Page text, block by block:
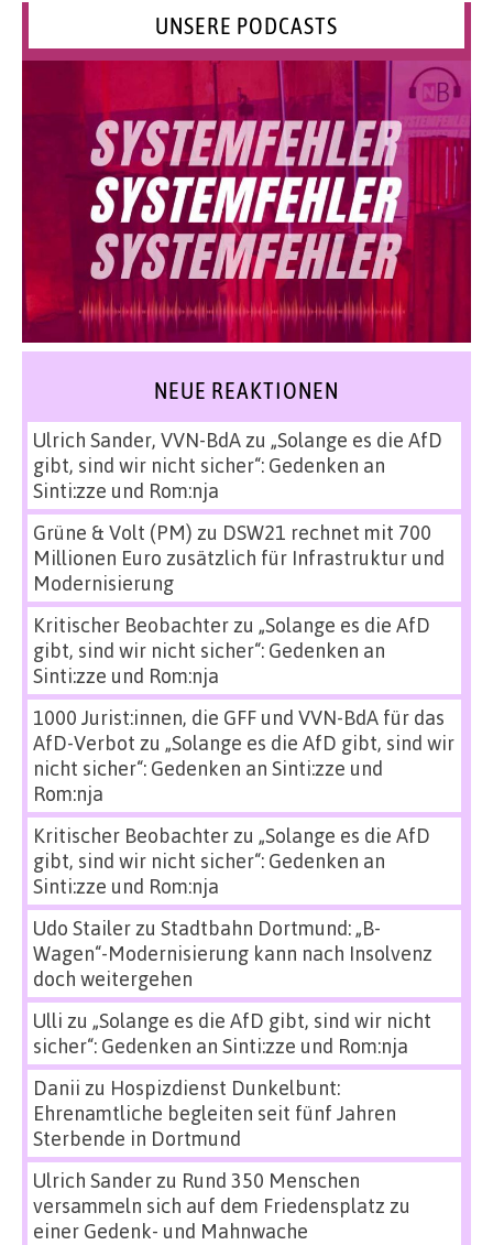
UNSERE PODCASTS
NEUE REAKTIONEN
Ulrich Sander, VVN-BdAzu „Solange es die AfD
gibt, sind wir nicht sicher“: Gedenken an
Sinti:zze und Rom:nja
Grüne & Volt (PM) zu DSW21 rechnet mit 700
Millionen Euro zusätzlich für Infrastruktur und
Modernisierung
Kritischer Beobachterzu „Solange es die AfD
gibt, sind wir nicht sicher“: Gedenken an
Sinti:zze und Rom:nja
1000 Jurist:innen, die GFF und VVN-BdA für das
AfD-Verbot zu „Solange es die AfD gibt, sind wir
nicht sicher“: Gedenken an Sinti:zze und
Rom:nja
Kritischer Beobachterzu „Solange es die AfD
gibt, sind wir nicht sicher“: Gedenken an
Sinti:zze und Rom:nja
Udo Stailerzu Stadtbahn Dortmund: „B-
Wagen“-Modernisierung kann nach Insolvenz
doch weitergehen
Ulli zu „Solange es die AfD gibt, sind wir nicht
sicher“: Gedenken an Sinti:zze und Rom:nja
Danii zu Hospizdienst Dunkelbunt:
Ehrenamtliche begleiten seit fünf Jahren
Sterbende in Dortmund
Ulrich Sanderzu Rund 350 Menschen
versammeln sich auf dem Friedensplatz zu
einer Gedenk- und Mahnwache